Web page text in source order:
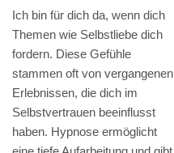
Ich bin für dich da, wenn dich
Themen wie Selbstliebe dich
fordern. Diese Gefühle
stammen oft von vergangenen
Erlebnissen, die dich im
Selbstvertrauen beeinflusst
haben. Hypnose ermöglicht